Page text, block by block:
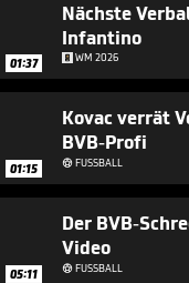
01:37
Nächste
Infantino
WM 2026
01:15
Kovac verrät
BVB-Profi
FUSSBALL
05:11
Der BVB-
Video
FUSSBALL